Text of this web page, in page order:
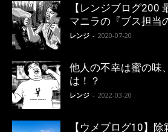
【レンジブログ200
マニラの『ブス担当
レンジ - 2020-07-20
他人の不幸は蜜の味
は！？
レンジ - 2022-03-20
【ウメブログ10】